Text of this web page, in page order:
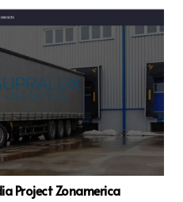
Project Zonamerica